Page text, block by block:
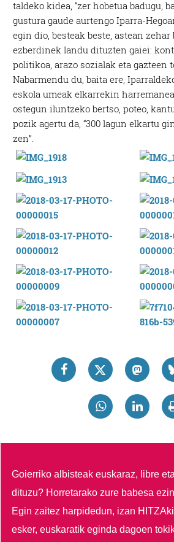
taldeko kidea, “zer hobetua badugu,
gustura gaude aurtengo Iparra-
egin dio, besteak beste, astean zehar
ezberdinek landu dituzten gaiei:
politikoa, arazo sozialak eta gazteen
Nabarmendu du, baita ere,
eskola umeak elkarrekin
ostegun iluntzeko bertso, poteo,
pozik agertu da, “300 lagun elkartu
zen”.
Goierriko albisteak euskaraz, libre
dituzu? Horretarako zure babesa
Egin zaitez harpidedun, izan
esker, euskaratik eginda dagoen